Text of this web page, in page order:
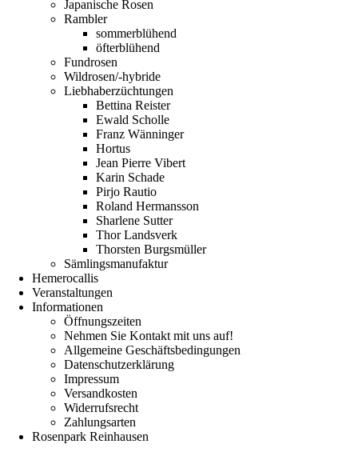
Japanische Rosen
Rambler
sommerblühend
öfterblühend
Fundrosen
Wildrosen/-hybride
Liebhaberzüchtungen
Bettina Reister
Ewald Scholle
Franz Wänninger
Hortus
Jean Pierre Vibert
Karin Schade
Pirjo Rautio
Roland Hermansson
Sharlene Sutter
Thor Landsverk
Thorsten Burgsmüller
Sämlingsmanufaktur
Hemerocallis
Veranstaltungen
Informationen
Öffnungszeiten
Nehmen Sie Kontakt mit uns auf!
Allgemeine Geschäftsbedingungen
Datenschutzerklärung
Impressum
Versandkosten
Widerrufsrecht
Zahlungsarten
Rosenpark Reinhausen